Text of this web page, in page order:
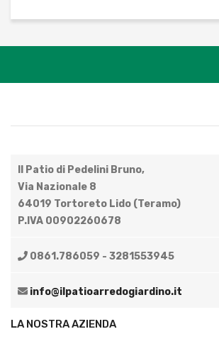
Il Patio di Pedelini Bruno,
Via Nazionale 8
64019 Tortoreto Lido (Teramo)
P.IVA 00902260678
0861.786059 - 3281553945
info@ilpatioarredogiardino.it
LA NOSTRA AZIENDA